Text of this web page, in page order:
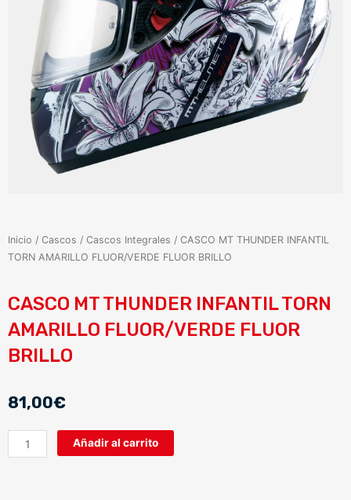
Inicio / Cascos / Cascos Integrales / CASCO MT THUNDER INFANTIL
TORN AMARILLO FLUOR/VERDE FLUOR BRILLO
CASCO MT THUNDER INFANTIL TORN
AMARILLO FLUOR/VERDE FLUOR
BRILLO
81,00€
CASCO
MT
Añadir al carrito